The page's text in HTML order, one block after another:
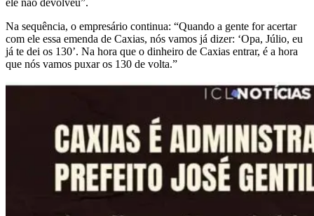
ele não devolveu”.
Na sequência, o empresário continua: “Quando a gente for acertar
com ele essa emenda de Caxias, nós vamos já dizer: ‘Opa, Júlio, eu
já te dei os 130’. Na hora que o dinheiro de Caxias entrar, é a hora
que nós vamos puxar os 130 de volta.”